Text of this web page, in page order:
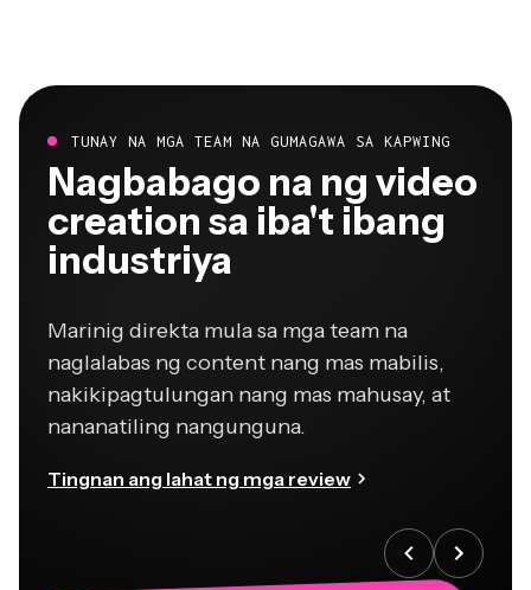
Nagbabago na ng video
creation sa iba't ibang
industriya
naglalabas ng content nang mas mabilis,
nakikipagtulungan nang mas mahusay, at
nananatiling nangunguna.